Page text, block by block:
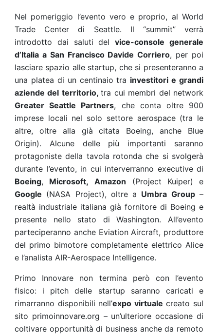
Nel pomeriggio l’evento vero e proprio, al World
Trade Center di Seattle. Il “summit” verrà
introdotto dai saluti del
vice-console generale
d’Italia a San Francisco Davide Corriero, per poi
lasciare spazio alle startup, che si presenteranno a
una platea di un centinaio tra investitori e grandi
aziende del territorio, tra cui membri del network
Greater Seattle Partners, che conta oltre 900
imprese locali nel solo settore aerospace (tra le
altre, oltre alla già citata Boeing, anche Blue
Origin). Alcune delle più importanti saranno
protagoniste della tavola rotonda che si svolgerà
durante l’evento, in cui interverranno executive di
Boeing, Microsoft, Amazon
(Project Kuiper) e
Google (NASA Project), oltre a Umbra Group –
realtà industriale italiana già fornitore di Boeing e
presente nello stato di Washington. All’evento
parteciperanno anche Eviation Aircraft, produttore
del primo bimotore completamente elettrico Alice
e l’analista AIR-Aerospace Intelligence.
Primo Innovare non termina però con l’evento
fisico: i pitch delle startup saranno caricati e
rimarranno disponibili nell’expo virtuale creato sul
sito primoinnovare.org – un’ulteriore occasione di
coltivare opportunità di business anche da remoto